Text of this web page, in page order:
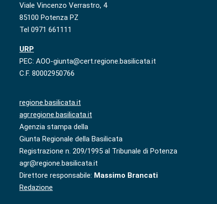
Viale Vincenzo Verrastro, 4
85100 Potenza PZ
Tel 0971 661111
URP
PEC: AOO-giunta@cert.regione.basilicata.it
C.F. 80002950766
regione.basilicata.it
agr.regione.basilicata.it
Agenzia stampa della
Giunta Regionale della Basilicata
Registrazione n. 209/1995 al Tribunale di Potenza
agr@regione.basilicata.it
Direttore responsabile: Massimo Brancati
Redazione